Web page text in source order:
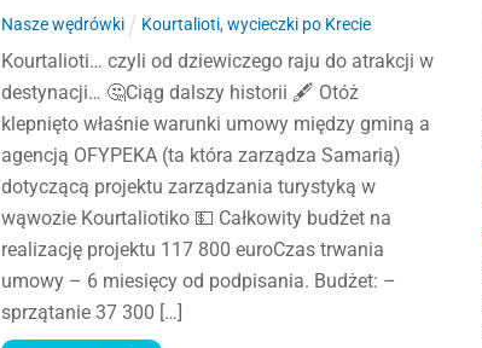
Nasze wędrówki Kourtalioti, wycieczki po Krecie
Kourtalioti… czyli od dziewiczego raju do atrakcji w
destynacji… 🤔Ciąg dalszy historii 🖋 Otóż
klepnięto właśnie warunki umowy między gminą a
agencją OFYPEKA (ta która zarządza Samarią)
dotyczącą projektu zarządzania turystyką w
wąwozie Kourtaliotiko 💵 Całkowity budżet na
realizację projektu 117 800 euroCzas trwania
umowy – 6 miesięcy od podpisania. Budżet: –
sprzątanie 37 300 […]